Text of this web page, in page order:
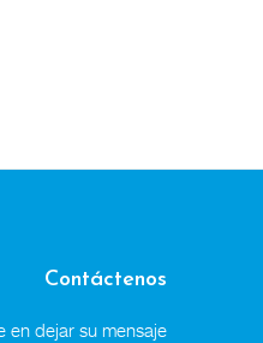
Contáctenos
en dejar su mensaje